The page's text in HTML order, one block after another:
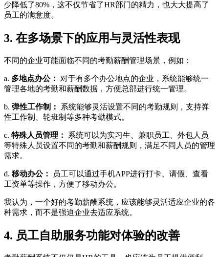
少降低了80%，这不仅节省了HR部门的精力，也大大提高了
员工的满意度。
3. 在多场景下的应用与灵活性表现
不同的企业可能面临不同的考勤薪酬管理场景，例如：
a. 多地点办公：
对于有多个办公地点的企业，系统能够统一
管理各地的考勤和薪酬数据，方便总部进行统一管理。
b. 弹性工作制：
系统能够灵活设置不同的考勤规则，支持弹
性工作制、轮班制等多种考勤模式。
c. 特殊人员管理：
系统可以为实习生、兼职员工、外包人员
等特殊人员设置不同的考勤和薪酬规则，满足不同人员的管理
需求。
d. 移动办公：
员工可以通过手机APP进行打卡、请假、查看
工资单等操作，方便了移动办公。
我认为，一个好的考勤薪酬系统，应该能够灵活适应企业的各
种需求，而不是强迫企业去适应系统。
4. 员工自助服务功能对体验的改善